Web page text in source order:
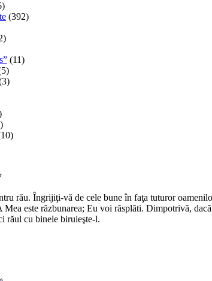
(392)
(11)
rău. Îngrijiţi-vă de cele bune în faţa tuturor
este răzbunarea; Eu voi răsplăti. Dimpotrivă,
răul cu binele biruieşte-l.